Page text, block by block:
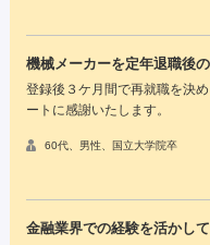
機械メーカーを定年退職後
登録後３ケ月間で再就職を決
ートに感謝いたします。
60代、男性、国立大学院卒
金融業界での経験を活かし